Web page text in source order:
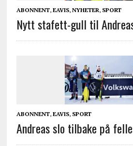
ABONNENT, EAVIS, NYHETER, SPORT
Nytt stafett-gull til
ABONNENT, EAVIS, SPORT
Andreas slo tilbake på